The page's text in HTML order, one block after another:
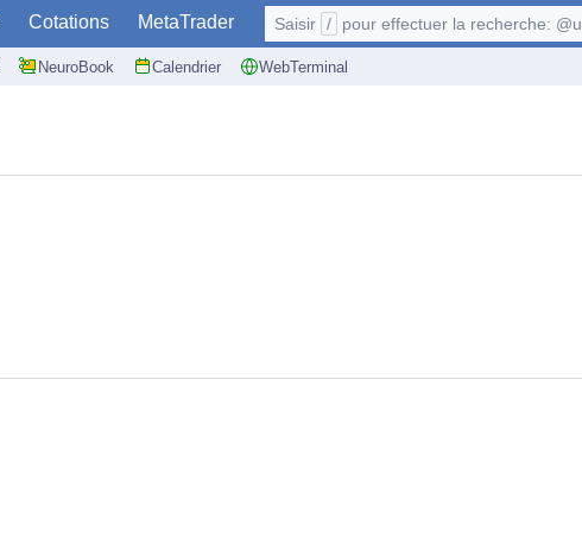
Cotations MetaTrader
NeuroBook Calendrier WebTerminal
Saisir / pour effectuer la recherche: @user, $symbol, ...